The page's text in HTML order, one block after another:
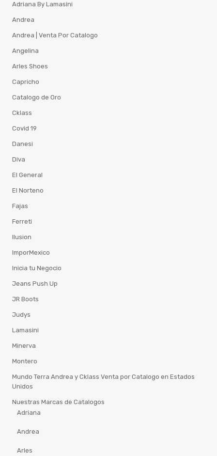
Adriana By Lamasini
Andrea
Andrea | Venta Por Catalogo
Angelina
Arles Shoes
Capricho
Catalogo de Oro
Cklass
Covid 19
Danesi
Diva
El General
El Norteno
Fajas
Ferreti
Ilusion
ImporMexico
Inicia tu Negocio
Jeans Push Up
JR Boots
Judys
Lamasini
Minerva
Montero
Mundo Terra Andrea y Cklass Venta por Catalogo en Estados
Unidos
Nuestras Marcas de Catalogos
Adriana
Andrea
Arles